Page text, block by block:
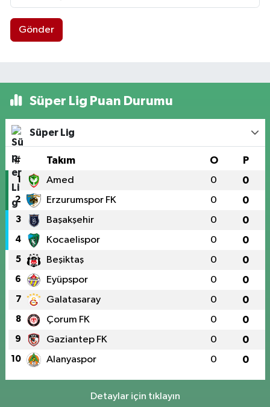
Gönder
Süper Lig Puan Durumu
Süper Lig
# Takım O P
1 Amed 0 0
2 Erzurumspor FK 0 0
3 Başakşehir 0 0
4 Kocaelispor 0 0
5 Beşiktaş 0 0
6 Eyüpspor 0 0
7 Galatasaray 0 0
8 Çorum FK 0 0
9 Gaziantep FK 0 0
10 Alanyaspor 0 0
Detaylar için tıklayın